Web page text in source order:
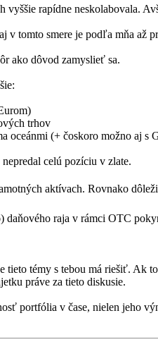
vyššie rapídne neskolabovala.
v tomto smere je podľa mňa až
ako dôvod zamyslieť sa.
trhov
oceánmi (+ čoskoro možno aj s
celú pozíciu v zlate.
aktívach. Rovnako
raja v rámci OTC
tieto témy s tebou má riešiť. Ak
práve za tieto diskusie.
portfólia v čase, nielen jeho